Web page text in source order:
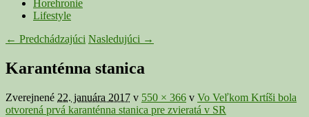
Horehronie
Lifestyle
Navigácia
galérii
← Predchádzajúci Nasledujúci →
Karanténna stanica
Zverejnené 22. januára 2017 v 550 × 366 v Vo Veľkom Krtíši bola
otvorená prvá karanténna stanica pre zvieratá v SR